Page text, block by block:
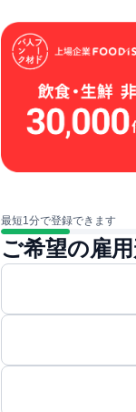
最短1分で登録できます
ご希望の雇